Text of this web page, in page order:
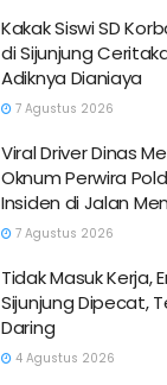
Kakak Siswi SD
di Sijunjung
Adiknya Dianiaya
7 Agustus 2026
Viral Driver Dinas
Oknum Perwira
Insiden di Jalan
7 Agustus 2026
Tidak Masuk Kerja,
Sijunjung Dipecat,
Daring
4 Agustus 2026